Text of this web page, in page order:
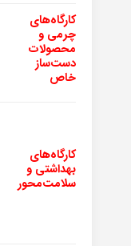
کارگاه‌های
چرمی و
محصولات
دست‌ساز
خاص
کارگاه‌های
بهداشتی و
سلامت‌محور